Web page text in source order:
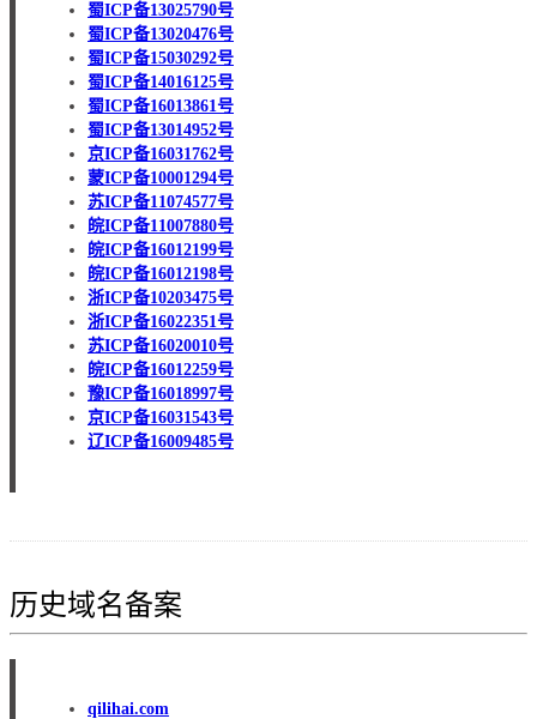
蜀ICP备13025790号
蜀ICP备13020476号
蜀ICP备15030292号
蜀ICP备14016125号
蜀ICP备16013861号
蜀ICP备13014952号
京ICP备16031762号
蒙ICP备10001294号
苏ICP备11074577号
皖ICP备11007880号
皖ICP备16012199号
皖ICP备16012198号
浙ICP备10203475号
浙ICP备16022351号
苏ICP备16020010号
皖ICP备16012259号
豫ICP备16018997号
京ICP备16031543号
辽ICP备16009485号
历史域名备案
qilihai.com